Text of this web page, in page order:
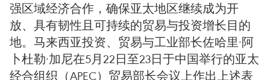
强区域经济合作，确保亚太地区继续成为开
放、具有韧性且可持续的贸易与投资增长目的
地。马来西亚投资、贸易与工业部长佐哈里·阿
卜杜勒·加尼在5月22日至23日于中国举行的亚太
经合组织（APEC）贸易部长会议上作出上述表